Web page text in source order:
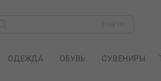
ОДЕЖДА ОБУВЬ СУВЕНИРЫ